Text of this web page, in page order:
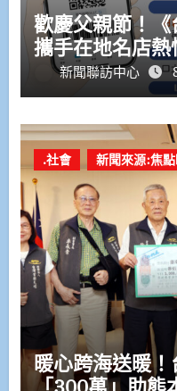
歡慶父親節！《
攜手在地名店熱
新聞聯訪中心
.社會 新聞來源:焦
暖心跨海送暖
「300萬」助熊